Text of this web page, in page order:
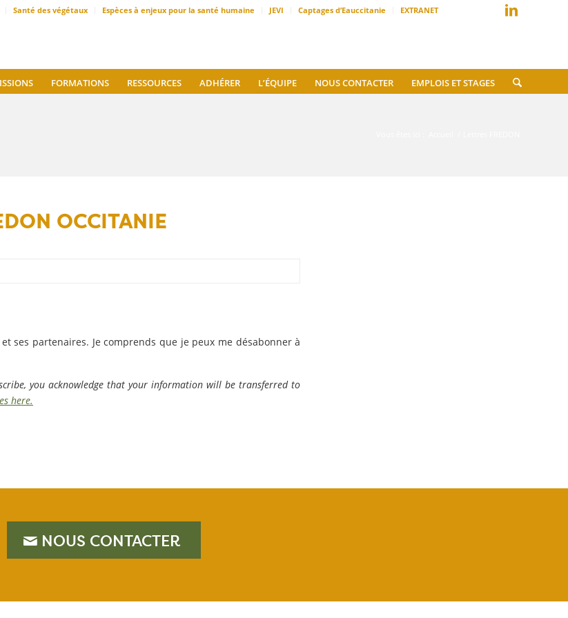
Santé des végétaux Espèces à enjeux pour la santé humaine JEVI Captages d’Eauccitanie EXTRANET
FORMATIONS RESSOURCES ADHÉRER L’ÉQUIPE NOUS CONTACTER EMPLOIS ET STAGES
OCCITANIE
ses partenaires. Je comprends que je peux me désabonner à
you acknowledge that your information will be transferred to
here.
NOUS CONTACTER